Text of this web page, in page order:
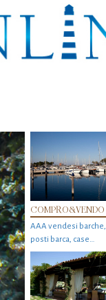
COMPRO&VENDO
AAA vendesi barche,
posti barca, case…